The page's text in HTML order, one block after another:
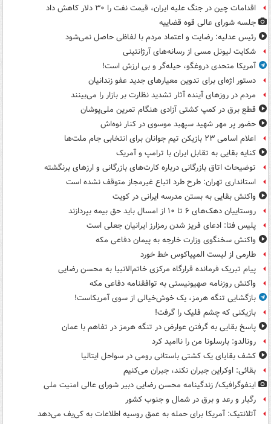
اقدامات چین در جنگ علیه ایران، قیمت نفت را ۳۰ دلار کاهش داد
جلسه شورای عالی قوه قضاییه
رئیس عدلیه: رضایت و اعتماد مردم با لفاظی حاصل نمی‌شود
شکایت لیونل مسی از رسانه‌های آرژانتینی
آمریکا متحدی دروغگو، حیله‌گر و بی ارزش است!
دستور اژه‌ای برای تدوین معیارهای جدید عفو زندانیان
مردم در روزهای آینده آثار تشدید نظارت بر بازار را می‌بینند
قطع برق در کمپ کشتی آزادی هنگام تمرین ملی‌پوشان
حضور پر مهر شهید سپهبد موسوی در کنار نوه‌اش
اعلام اسامی ۲۳ بازیکن تیم جوانان برای انتخابی جام ملت‌ها
کنایه بقایی به تقابل ایران با ترامپ و آمریک
توضیحات اتاق بازرگانی درباره کارت‌های بازرگانی و ارزهای برنگشته
استانداری تهران: طرح طرد اتباع غیرمجاز متوقف نشده است
واکنش بقایی به بستن مدرسه ایرانی در کویت
روستاییان دهک‌های ۶ تا ۱۰ از امسال باید حق بیمه بپردازند
پلیس فتا: ادعای فریز شدن رمزارز ایرانیان جعلی است
واکنش سخنگوی وزارت خارجه به پیمان دفاعی مکه
طارمی از لیست المپیاکوس خط خورد
پیام تبریک فرمانده قرارگاه مرکزی خاتم‌الانبیا به محسن رضایی
واکنش روزنامه صهیونیستی به توافقنامه دفاعی مکه
بازگشایی تنگه هرمز، یک خوش‌خیالی از سوی آمریکاست!
بازیکنی که چشم فلیک را گرفت!
پاسخ بقایی به گرفتن عوارض در تنگه هرمز در تفاهم با عمان
رونالدو: بارسلونا من را ناامید کرد
کشف بقایای یک کشتی باستانی رومی در سواحل ایتالیا
بقائی: اوکراین جبران نکند، جبران می‌کنیم
اینفوگرافیک/ زندگینامه محسن رضایی دبیر شورای عالی امنیت‌ ملی
رگبار و رعد و برق در شمال و جنوب کشور
آتلانتیک: آمریکا برای حمله به عمق روسیه اطلاعات به کی‌یف می‌دهد